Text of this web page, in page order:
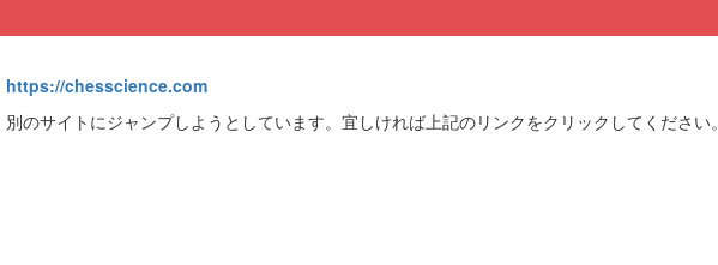
https://chesscience.com
別のサイトにジャンプしようとしています。宜しければ上記のリンクをクリックしてください。